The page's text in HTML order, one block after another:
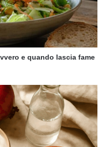
e quando lascia fame